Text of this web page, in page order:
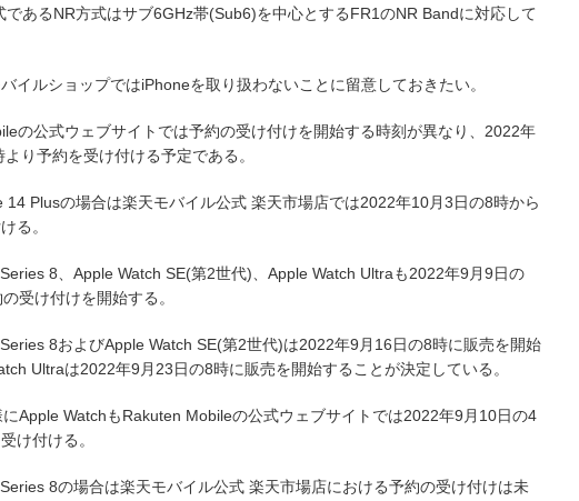
であるNR方式はサブ6GHz帯(Sub6)を中心とするFR1のNR Bandに対応して
イルショップではiPhoneを取り扱わないことに留意しておきたい。
の公式ウェブサイトでは予約の受け付けを開始する時刻が異なり、2022年
り予約を受け付ける予定である。
14 Plusの場合は楽天モバイル公式 楽天市場店では2022年10月3日の8時から
る。
8、Apple Watch SE(第2世代)、Apple Watch Ultraも2022年9月9日の
受け付けを開始する。
8およびApple Watch SE(第2世代)は2022年9月16日の8時に販売を開始
Ultraは2022年9月23日の8時に販売を開始することが決定している。
Apple WatchもRakuten Mobileの公式ウェブサイトでは2022年9月10日の4
け付ける。
8の場合は楽天モバイル公式 楽天市場店における予約の受け付けは未